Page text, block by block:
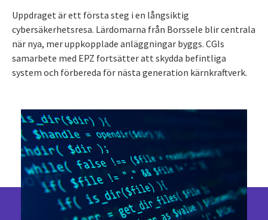
Uppdraget är ett första steg i en långsiktig
cybersäkerhetsresa. Lärdomarna från Borssele blir centrala
när nya, mer uppkopplade anläggningar byggs. CGIs
samarbete med EPZ fortsätter att skydda befintliga
system och förbereda för nästa generation kärnkraftverk.